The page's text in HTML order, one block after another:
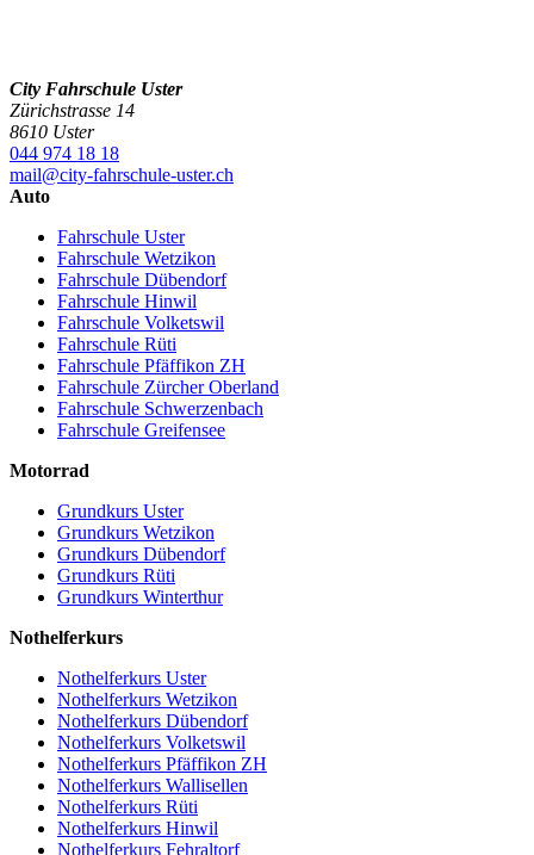
City Fahrschule Uster
Zürichstrasse 14
8610 Uster
044 974 18 18
mail@city-fahrschule-uster.ch
Auto
Fahrschule Uster
Fahrschule Wetzikon
Fahrschule Dübendorf
Fahrschule Hinwil
Fahrschule Volketswil
Fahrschule Rüti
Fahrschule Pfäffikon ZH
Fahrschule Zürcher Oberland
Fahrschule Schwerzenbach
Fahrschule Greifensee
Motorrad
Grundkurs Uster
Grundkurs Wetzikon
Grundkurs Dübendorf
Grundkurs Rüti
Grundkurs Winterthur
Nothelferkurs
Nothelferkurs Uster
Nothelferkurs Wetzikon
Nothelferkurs Dübendorf
Nothelferkurs Volketswil
Nothelferkurs Pfäffikon ZH
Nothelferkurs Wallisellen
Nothelferkurs Rüti
Nothelferkurs Hinwil
Nothelferkurs Fehraltorf